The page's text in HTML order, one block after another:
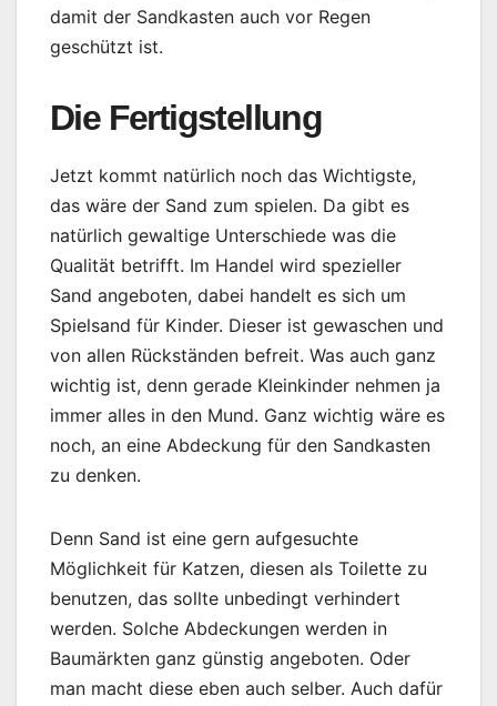
damit der Sandkasten auch vor Regen
geschützt ist.
Die Fertigstellung
Jetzt kommt natürlich noch das Wichtigste,
das wäre der Sand zum spielen. Da gibt es
natürlich gewaltige Unterschiede was die
Qualität betrifft. Im Handel wird spezieller
Sand angeboten, dabei handelt es sich um
Spielsand für Kinder. Dieser ist gewaschen und
von allen Rückständen befreit. Was auch ganz
wichtig ist, denn gerade Kleinkinder nehmen ja
immer alles in den Mund. Ganz wichtig wäre es
noch, an eine Abdeckung für den Sandkasten
zu denken.
Denn Sand ist eine gern aufgesuchte
Möglichkeit für Katzen, diesen als Toilette zu
benutzen, das sollte unbedingt verhindert
werden. Solche Abdeckungen werden in
Baumärkten ganz günstig angeboten. Oder
man macht diese eben auch selber. Auch dafür